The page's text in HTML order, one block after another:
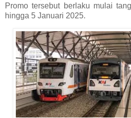
Promo tersebut berlaku mulai
hingga 5 Januari 2025.